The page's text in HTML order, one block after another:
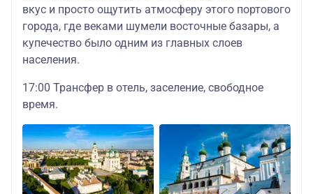
вкус и просто ощутить атмосферу этого портового
города, где веками шумели восточные базары, а
купечество было одним из главных слоев
населения.
17:00 Трансфер в отель, заселение, свободное
время.